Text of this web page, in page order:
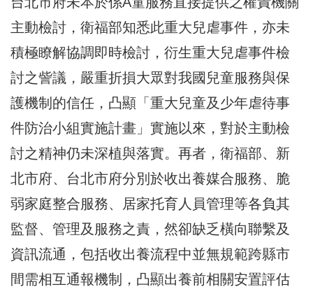
主動檢討，衛福部知悉此重大兒虐事件，亦未
積極瞭解協調即時檢討，衍生重大兒虐事件檢
討之訾議，嚴重折損大眾對我國兒童服務與保
護機制的信任，凸顯「重大兒童及少年虐待事
件防治小組實施計畫」實施以來，對於主動檢
討之精神仍未深植與落實。再者，衛福部、新
北市府、台北市府分別於收出養媒合服務、脆
弱家庭整合服務、居家托育人員管理等各負其
監督、管理及服務之責，然卻缺乏橫向聯繫及
資訊流通，包括收出養流程中並無規範跨縣市
間需相互通報機制，凸顯出養前相關安置評估